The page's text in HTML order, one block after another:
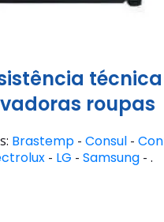
técnica
roupas
Brastemp - Consul -
- LG - Samsung- .